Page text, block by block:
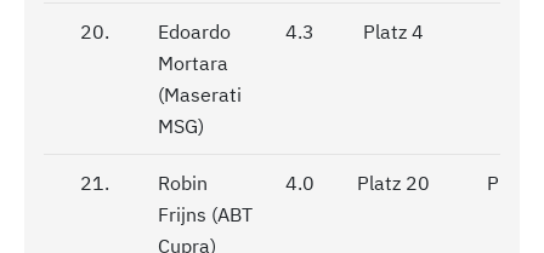
20.
Edoardo
Mortara
(Maserati
MSG)
4.3 Platz 4
21.
Robin
Frijns (ABT
Cupra)
4.0 Platz 20 Platz
20.
21.